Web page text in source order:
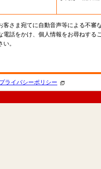
客さま宛てに自動音声等による不審
電話をかけ、個人情報をお尋ねする
。
ライバシーポリシー